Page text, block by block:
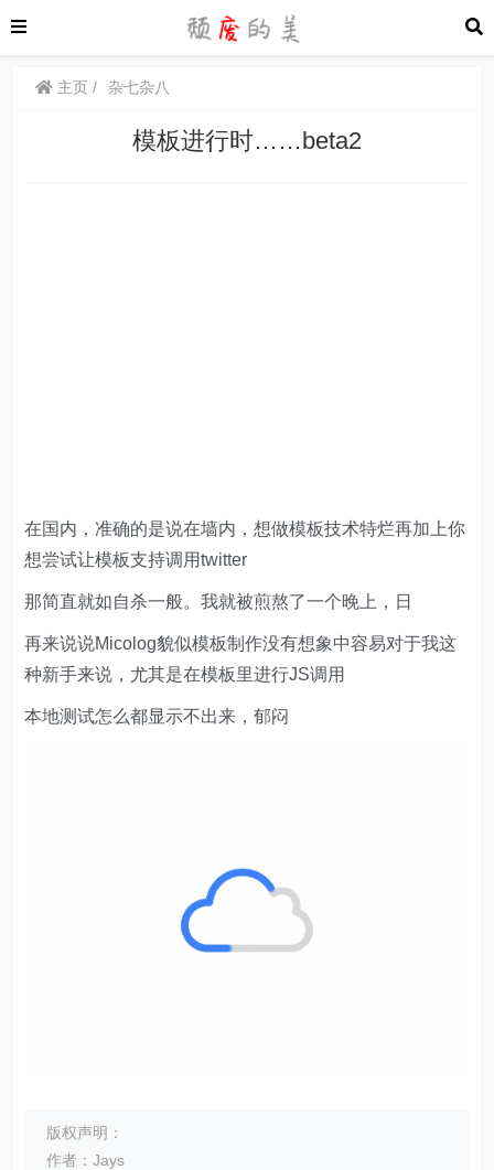
主页 杂七杂八
模板进行时……beta2
在国内，准确的是说在墙内，想做模板技术特烂再加上你
想尝试让模板支持调用twitter
那简直就如自杀一般。我就被煎熬了一个晚上，日
再来说说Micolog貌似模板制作没有想象中容易对于我这
种新手来说，尤其是在模板里进行JS调用
本地测试怎么都显示不出来，郁闷
版权声明：
作者：Jays